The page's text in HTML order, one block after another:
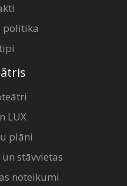
politika
LUX
plāni
stāvvietas
noteikumi